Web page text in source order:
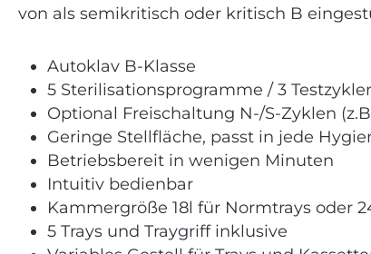
von als semikritisch oder kritisch B
Autoklav B-Klasse
5 Sterilisationsprogramme / 3
Optional Freischaltung N-/S-Zyklen
Geringe Stellfläche, passt in jede
Betriebsbereit in wenigen Minuten
Intuitiv bedienbar
Kammergröße 18l für Normtrays oder
5 Trays und Traygriff inklusive